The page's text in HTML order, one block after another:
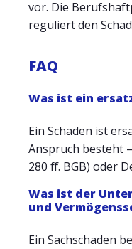
vor. Die
reguliert den
FAQ
Was ist ein
Ein Schaden ist
Anspruch besteht
280 ff. BGB) oder
Was ist der
und
Ein Sachschaden